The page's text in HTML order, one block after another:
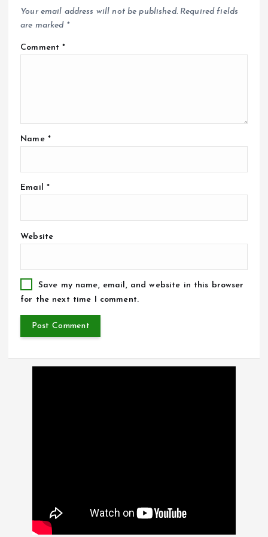
Your email address will not be published. Required fields
are marked *
Comment*
Name *
Email *
Website
Save my name, email, and website in this browser
for the next time I comment.